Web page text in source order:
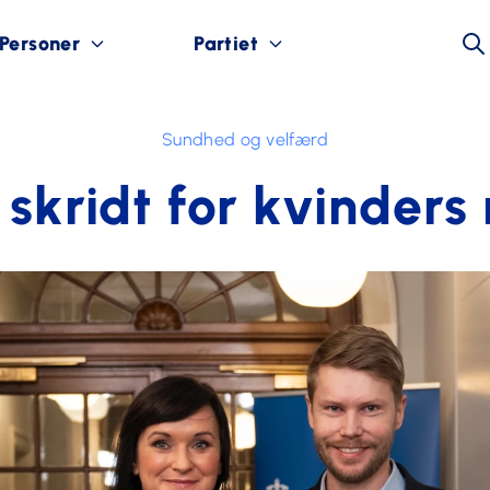
Partiet
Sundhed og velfærd
skridt for